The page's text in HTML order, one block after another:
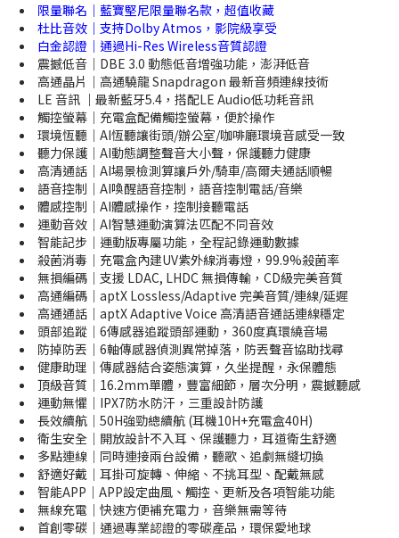
限量聯名｜藍寶堅尼限量聯名款，超值收藏
杜比音效｜支持Dolby Atmos，影院級享受
白金認證｜通過Hi-Res Wireless音質認證
震撼低音｜DBE 3.0 動態低音增強功能，澎湃低音
高通晶片｜高通驍龍 Snapdragon 最新音頻連線技術
LE 音訊 ｜最新藍牙5.4，搭配LE Audio低功耗音訊
觸控螢幕｜充電盒配備觸控螢幕，便於操作
環境恆聽｜AI恆聽讓街頭/辦公室/咖啡廳環境音感受一致
聽力保護｜AI動態調整聲音大小聲，保護聽力健康
高清通話｜AI場景檢測算讓戶外/騎車/高爾夫通話順暢
語音控制｜AI喚醒語音控制，語音控制電話/音樂
體感控制｜AI體感操作，控制接聽電話
運動音效｜AI智慧運動演算法匹配不同音效
智能記步｜運動版專屬功能，全程記錄運動數據
殺菌消毒｜充電盒內建UV紫外線消毒燈，99.9%殺菌率
無損編碼｜支援 LDAC, LHDC 無損傳輸，CD級完美音質
高通編碼｜aptX Lossless/Adaptive 完美音質/連線/延遲
高通通話｜aptX Adaptive Voice 高清語音通話連線穩定
頭部追蹤｜6傳感器追蹤頭部運動，360度真環繞音場
防掉防丟｜6軸傳感器偵測異常掉落，防丟聲音協助找尋
健康助理｜傳感器結合姿態演算，久坐提醒，永保體態
頂級音質｜16.2mm單體，豐富細節，層次分明，震撼聽感
運動無懼｜IPX7防水防汗，三重設計防護
長效續航｜50H強勁總續航 (耳機10H+充電盒40H)
衛生安全｜開放設計不入耳、保護聽力，耳道衛生舒適
多點連線｜同時連接兩台設備，聽歌、追劇無縫切換
舒適好戴｜耳掛可旋轉、伸縮、不挑耳型、配戴無感
智能APP｜APP設定曲風、觸控、更新及各項智能功能
無線充電｜快速方便補充電力，音樂無需等待
首創零碳｜通過專業認證的零碳產品，環保愛地球